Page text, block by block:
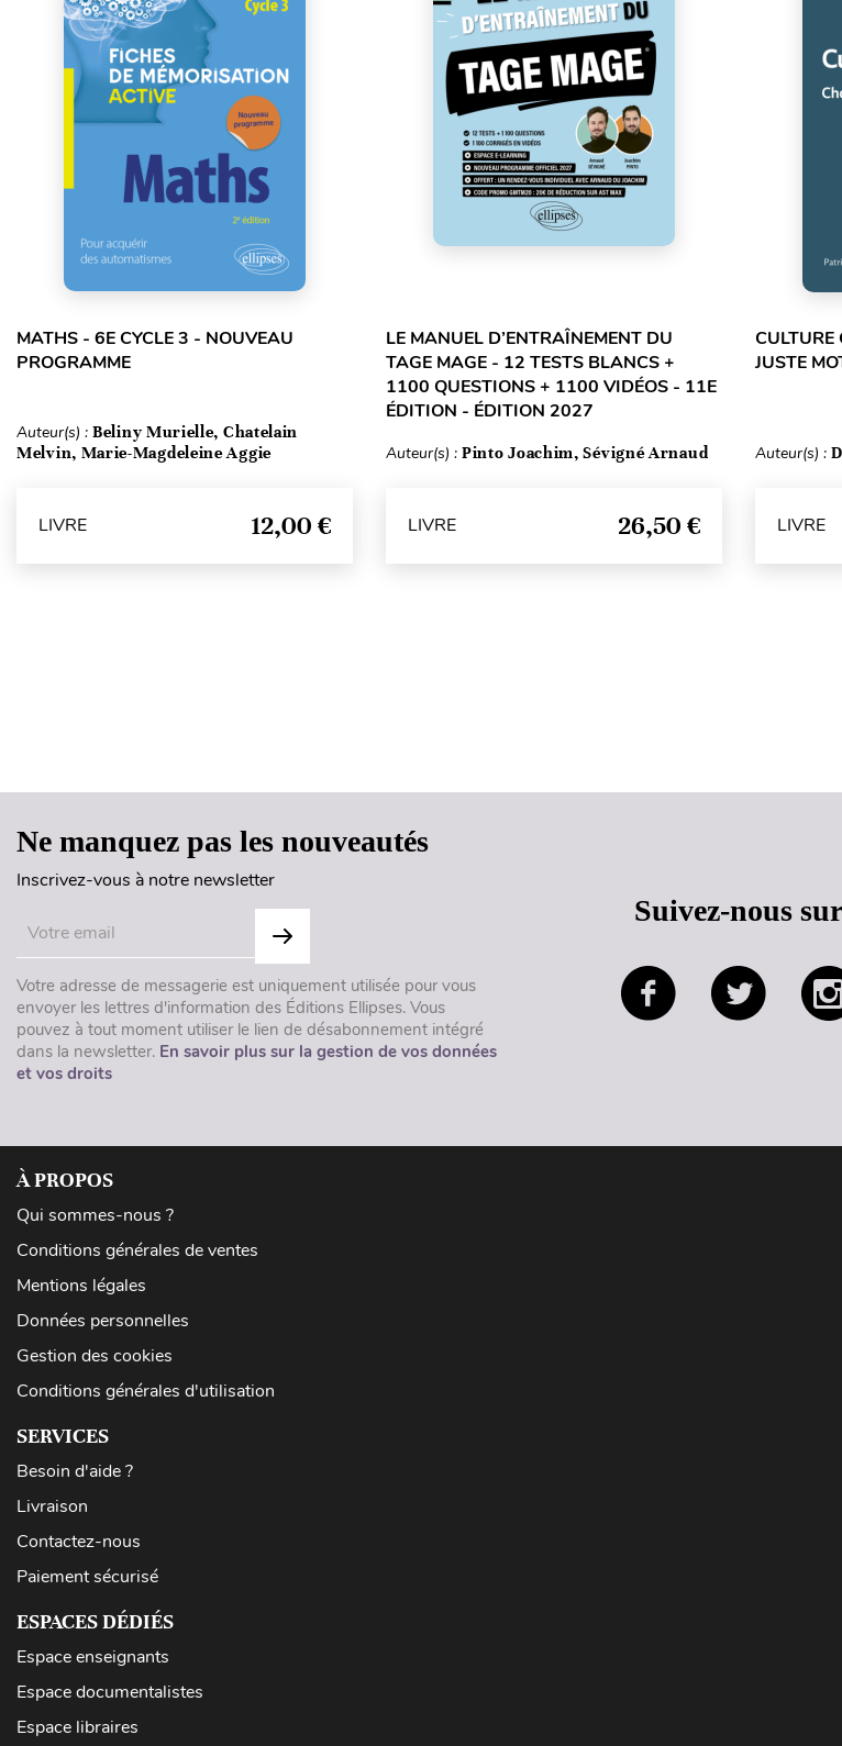
MATHS - 6E CYCLE 3 - NOUVEAU
PROGRAMME
Auteur(s) : Beliny Murielle, Chatelain
Melvin, Marie-Magdeleine Aggie
LIVRE 12,00 €
LE MANUEL D’ENTRAÎNEMENT DU
TAGE MAGE - 12 TESTS BLANCS +
1100 QUESTIONS + 1100 VIDÉOS - 11E
ÉDITION - ÉDITION 2027
Auteur(s) : Pinto Joachim, Sévigné Arnaud
LIVRE 26,50 €
CULTURE
JUSTE
Auteur(s) :
LIVRE
Ne manquez pas les nouveautés
Inscrivez-vous à notre newsletter
Votre adresse de messagerie est uniquement utilisée pour vous
envoyer les lettres d'information des Éditions Ellipses. Vous
pouvez à tout moment utiliser le lien de désabonnement intégré
dans la newsletter. En savoir plus sur la gestion de vos données
et vos droits
Suivez-nous sur
À PROPOS
Qui sommes-nous ?
Conditions générales de ventes
Mentions légales
Données personnelles
Gestion des cookies
Conditions générales d'utilisation
SERVICES
Besoin d'aide ?
Livraison
Contactez-nous
Paiement sécurisé
ESPACES DÉDIÉS
Espace enseignants
Espace documentalistes
Espace libraires